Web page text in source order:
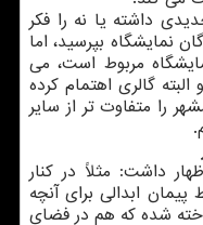
داشته یا نه را فكر
نمایشگاه بپرسید، اما
مربوط است، می
گالری اهتمام كرده
را متفاوت تر از سایر
داشت: مثلاً در كنار
ابدالی برای آنچه
شده كه هم در فضای